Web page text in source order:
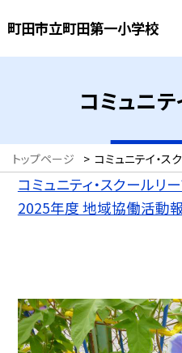
町田市立町田第一小学校
コミュニテ
トップページ > コミュニテイ・ス
コミュニティ・スクールリ
2025年度 地域協働活動